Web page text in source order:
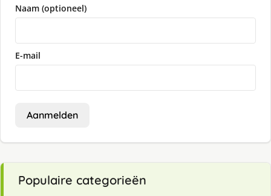
Naam (optioneel)
E-mail
Aanmelden
Populaire categorieën